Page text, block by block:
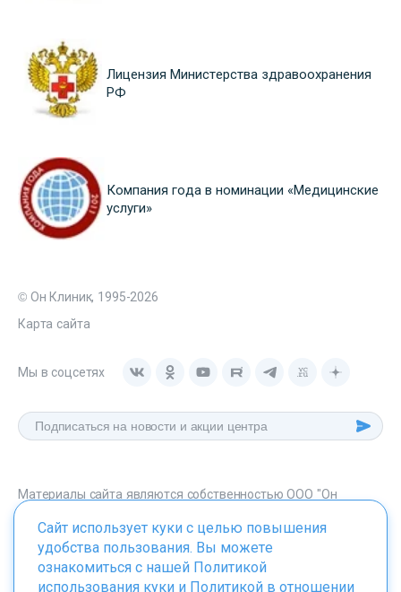
Лицензия Министерства здравоохранения
РФ
Компания года в номинации «Медицинские
услуги»
© Он Клиник, 1995-2026
Карта сайта
Мы в соцсетях
Материалы сайта являются собственностью ООО "Он
onclinic.ru запрещено в соответствии со статьей 1259 ГК. РФ.
Сайт использует куки с целью повышения
удобства пользования. Вы можете
ознакомиться с нашей Политикой
использования куки и Политикой в отношении